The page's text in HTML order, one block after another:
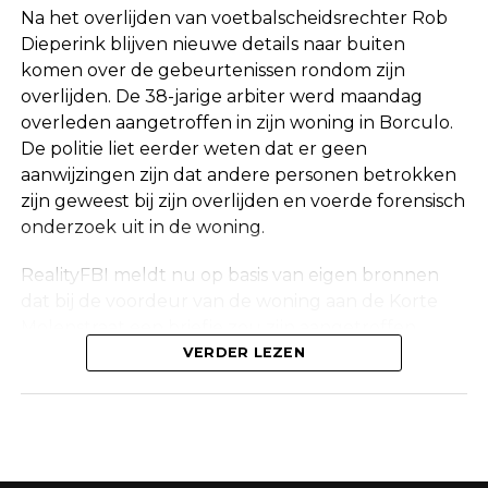
Een vaste waarde in de Nederlandse
arbitrage
Met het overlijden van Rob Dieperink verliest het
Nederlandse voetbal een scheidsrechter die
jarenlang actief was op het hoogste niveau.
Dieperink begon al op jonge leeftijd met fluiten in
het amateurvoetbal en werkte zich stap voor stap
toegewezen, waarna uiteindelijk ook de Eredivisie
Na het overlijden van voetbalscheidsrechter Rob
Dieperink blijven nieuwe details naar buiten
komen over de gebeurtenissen rondom zijn
overlijden. De 38-jarige arbiter werd maandag
overleden aangetroffen in zijn woning in Borculo.
De politie liet eerder weten dat er geen
aanwijzingen zijn dat andere personen betrokken
zijn geweest bij zijn overlijden en voerde forensisch
onderzoek uit in de woning.
RealityFBI meldt nu op basis van eigen bronnen
waarop Dieperink een persoonlijke boodschap had
VERDER LEZEN